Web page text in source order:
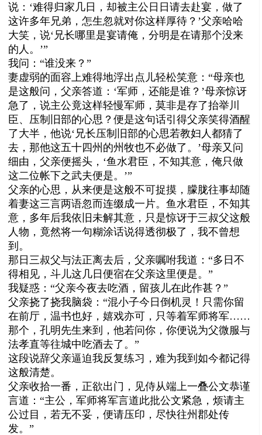
说：‘难得归家几日，却被主公日日请去赴宴，做了
这许多年兄弟，怎生忽就对你这样厚待？’父亲哈哈
大笑，说‘兄长哪里是宴请俺，分明是在请那个没来
的人。’”
我问：“谁没来？”
妻虚弱的面容上难得地浮出点儿轻松笑意：“母亲也
是这般问，父亲答道：‘军师，还能是谁？’母亲惊讶
急了，说主公竟这样轻慢军师，莫非是存了抬举川
臣、压制旧部的心思？便是这句话引得父亲笑得酒醒
了大半，他说‘兄长压制旧部的心思若教妇人都猜了
去，那他这五十四州的州牧也不必做了。’母亲又问
细由，父亲便摇头，‘鱼水君臣，不知其意，俺只做
这二位帐下之武夫便是。’”
父亲的心思，从来便是这般不可捉摸，朦胧往事却随
着妻这三言两语忽而连缀成一片。鱼水君臣，不知其
意，多年后我依旧未解其意，只是惊讶于三叔父这般
人物，竟然将一句糊涂话说得透彻极了，我不曾想
到。
那日三叔父与法正离去后，父亲嘱咐我道：“多日不
得相见，斗儿这几日便宿在父亲这里便是。”
我疑惑：“父亲今夜去吃酒，留孩儿在此作甚？”
父亲挠了挠我脑袋：“混小子今日倒机灵！只需你留
在前厅，温书也好，嬉戏亦可，只等着军师将军……
那个，孔明先生来到，他若问你，你便说为父微服与
法孝直等往城中吃酒去了。”
这段说辞父亲逼迫我反复练习，难为我到如今都记得
这般清楚。
父亲收拾一番，正欲出门，见侍从端上一叠公文恭谨
言道：“主公，军师将军言道此批公文紧急，烦请主
公过目，若无不妥，便请压印，尽快往州郡处传
发。”